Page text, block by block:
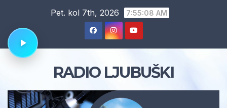
content
Pet. kol 7th, 2026 7:55:09 AM
RADIO LJUBUŠKI